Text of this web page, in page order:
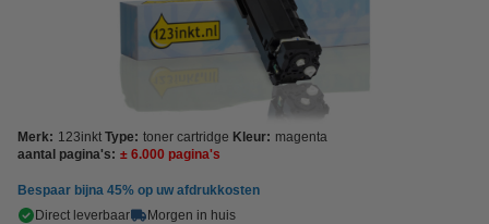
Merk: 123inkt Type: toner cartridge Kleur: magenta
aantal pagina's: ± 6.000 pagina's
Bespaar bijna 45% op uw afdrukkosten
Direct leverbaar
Morgen in huis